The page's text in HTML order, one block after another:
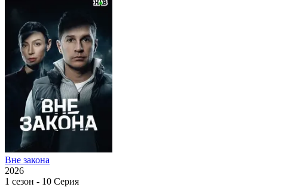
Вне закона
2026
1 сезон - 10 Серия